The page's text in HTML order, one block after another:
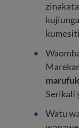
Serikali
Watu